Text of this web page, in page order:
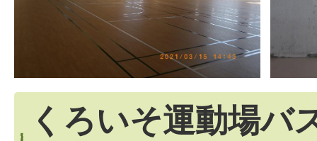
くろいそ運動場バ